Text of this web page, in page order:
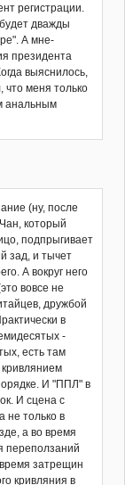
регистрации.
дважды
А мне-
президента
выяснилось,
что меня только
анальным
(ну, после
который
подпрыгивает
зад, и тычет
А вокруг него
вовсе не
дружбой
в
-
есть там
И "ППЛ" в
И сцена с
не только в
а во время
переползаний
затрещин
кривляния в